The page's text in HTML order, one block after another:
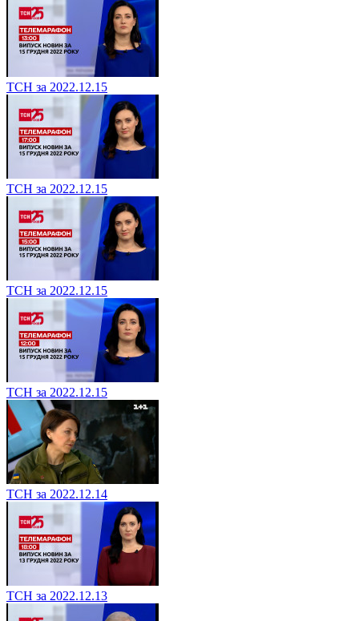
ТСН за 2022.12.15
ТСН за 2022.12.15
ТСН за 2022.12.15
ТСН за 2022.12.15
ТСН за 2022.12.14
ТСН за 2022.12.13